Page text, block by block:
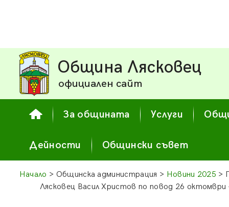
Община Лясковец
официален сайт
За общината Услуги
Дейности Общински съвет
Начало > Общинска администрация > Новини 2025 >
Лясковец Васил Христов по повод 26